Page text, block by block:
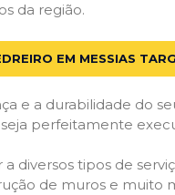
da região.
EM MESSIAS
e a durabilidade do
perfeitamente
diversos tipos de
de muros e muito